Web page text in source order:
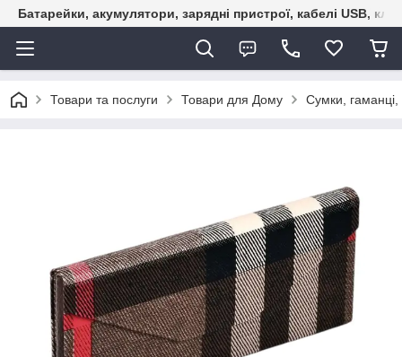
Батарейки, акумулятори, зарядні пристрої, кабелі USB,
Товари та послуги Товари для Дому Сумки, гаманці,